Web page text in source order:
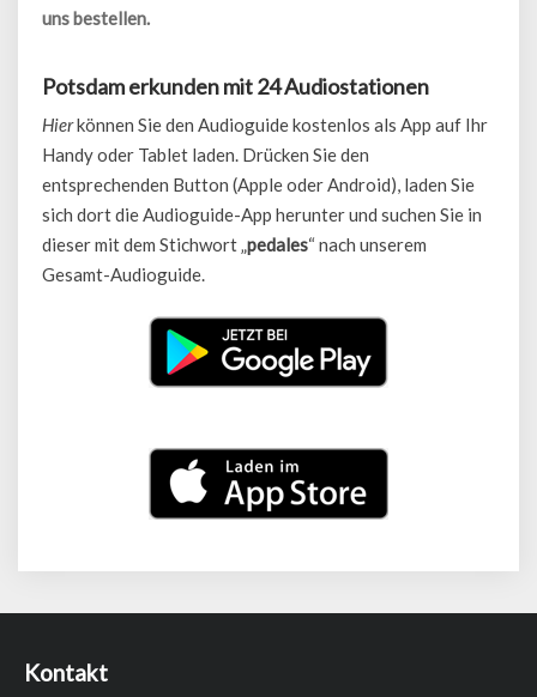
uns bestellen.
Potsdam erkunden mit 24 Audiostationen
Hierkönnen Sie den Audioguide kostenlos als App auf Ihr
Handy oder Tablet laden. Drücken Sie den
entsprechenden Button (Apple oder Android), laden Sie
sich dort die Audioguide-App herunter und suchen Sie in
dieser mit dem Stichwort „pedales“ nach unserem
Gesamt-Audioguide.
Kontakt